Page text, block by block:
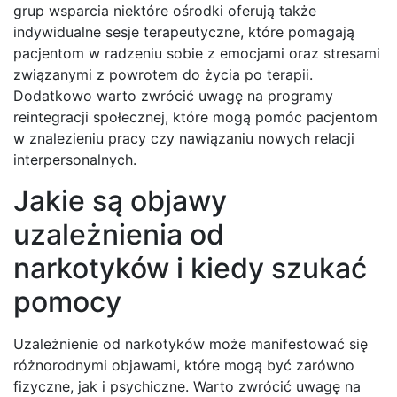
grup wsparcia niektóre ośrodki oferują także
indywidualne sesje terapeutyczne, które pomagają
pacjentom w radzeniu sobie z emocjami oraz stresami
związanymi z powrotem do życia po terapii.
Dodatkowo warto zwrócić uwagę na programy
reintegracji społecznej, które mogą pomóc pacjentom
w znalezieniu pracy czy nawiązaniu nowych relacji
interpersonalnych.
Jakie są objawy
uzależnienia od
narkotyków i kiedy szukać
pomocy
Uzależnienie od narkotyków może manifestować się
różnorodnymi objawami, które mogą być zarówno
fizyczne, jak i psychiczne. Warto zwrócić uwagę na